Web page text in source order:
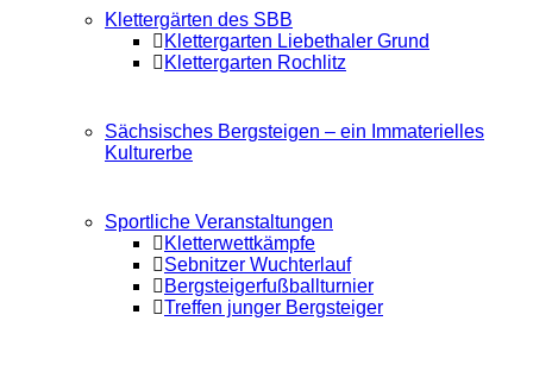
Klettergärten des SBB
Klettergarten Liebethaler Grund
Klettergarten Rochlitz
Sächsisches Bergsteigen – ein Immaterielles
Kulturerbe
Sportliche Veranstaltungen
Kletterwettkämpfe
Sebnitzer Wuchterlauf
Bergsteigerfußballturnier
Treffen junger Bergsteiger